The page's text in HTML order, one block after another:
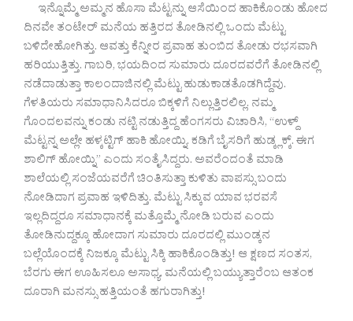
ಇನ್ನೊಮ್ಮೆ ಅಮ್ಮನ ಹೊಸಾ ಮೆಟ್ಟನ್ನು ಆಸೆಯಿಂದ ಹಾಕಿಕೊಂಡು ಹೋದ
ದಿನವೇ ತಂಟೇರ್ ಮನೆಯ ಹತ್ತಿರದ ತೋಡಿನಲ್ಲಿ ಒಂದು ಮೆಟ್ಟು
ಬಳಿದೇಹೋಗಿತ್ತು. ಆವತ್ತು ಕೆನ್ನೀರ ಪ್ರವಾಹ ತುಂಬಿದ ತೋಡು ರಭಸವಾಗಿ
ಹರಿಯುತ್ತಿತ್ತು. ಗಾಬರಿ, ಭಯದಿಂದ ಸುಮಾರು ದೂರದವರೆಗೆ ತೋಡಿನಲ್ಲಿ
ನಡೆದಾಡುತ್ತಾ ಕಾಲಂದಾಜಿನಲ್ಲಿ ಮೆಟ್ಟು ಹುಡುಕಾಡತೊಡಗಿದ್ದೆವು.
ಗೆಳತಿಯರು ಸಮಾಧಾನಿಸಿದರೂ ಬಿಕ್ಕಳಿಗೆ ನಿಲ್ಲುತ್ತಿರಲಿಲ್ಲ. ನಮ್ಮ
ಗೊಂದಲವನ್ನು ಕಂಡು ನಟ್ಟಿ ನಡುತ್ತಿದ್ದ ಹೆಂಗಸರು ವಿಚಾರಿಸಿ, “ಉಳ್ದ್
ಮೆಟ್ಟನ್ನ ಅಲ್ಲೇ ಹಳ್ಕಟ್ಟಿಗ್ ಹಾಕಿ ಹೋಯ್ನಿ. ಕಡಿಗೆ ಬೈಸರಿಗೆ ಹುಡ್ಕ್ಲಕ್ಕ್. ಈಗ
ಶಾಲಿಗ್ ಹೋಯ್ನಿ” ಎಂದು ಸಂತೈಸಿದ್ದರು. ಅವರೆಂದಂತೆ ಮಾಡಿ
ಶಾಲೆಯಲ್ಲಿ ಸಂಜೆಯವರೆಗೆ ಚಿಂತಿಸುತ್ತಾ ಕುಳಿತು ವಾಪಸ್ಸು ಬಂದು
ನೋಡಿದಾಗ ಪ್ರವಾಹ ಇಳಿದಿತ್ತು. ಮೆಟ್ಟು ಸಿಕ್ಕುವ ಯಾವ ಭರವಸೆ
ಇಲ್ಲದಿದ್ದರೂ ಸಮಾಧಾನಕ್ಕೆ ಮತ್ತೊಮ್ಮೆ ನೋಡಿ ಬರುವ ಎಂದು
ತೋಡಿನುದ್ದಕ್ಕೂ ಹೋದಾಗ ಸುಮಾರು ದೂರದಲ್ಲಿ ಮುಂಡ್ಕನ
ಬಲ್ಲೆಯೊಂದಕ್ಕೆ ನಿಜಕ್ಕೂ ಮೆಟ್ಟು ಸಿಕ್ಕಿ ಹಾಕಿಕೊಂಡಿತ್ತು! ಆ ಕ್ಷಣದ ಸಂತಸ,
ಬೆರಗು ಈಗ ಊಹಿಸಲೂ ಅಸಾಧ್ಯ. ಮನೆಯಲ್ಲಿ ಬಯ್ಯುತ್ತಾರೆಂಬ ಆತಂಕ
ದೂರಾಗಿ ಮನಸ್ಸು ಹತ್ತಿಯಂತೆ ಹಗುರಾಗಿತ್ತು!